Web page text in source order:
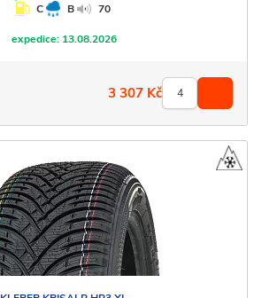
C
B 70
expedice:13.08.2026
3 307 Kč